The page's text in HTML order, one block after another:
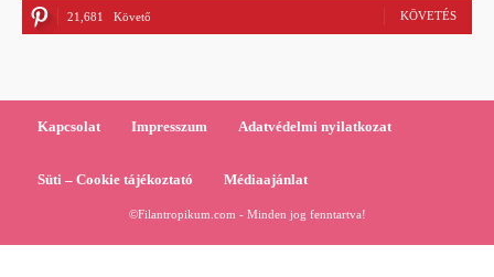
21,681 Követő KÖVETÉS
Kapcsolat Impresszum Adatvédelmi nyilatkozat
Süti – Cookie tájékoztató Médiaajánlat
©Filantropikum.com - Minden jog fenntartva!